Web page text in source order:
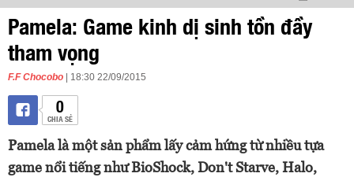
Pamela: Game kinh dị sinh tồn đầy
tham vọng
F.F Chocobo | 18:30 22/09/2015
0
CHIA SẺ
Pamela là một sản phẩm lấy cảm hứng từ nhiều tựa
game nổi tiếng như BioShock, Don't Starve, Halo,